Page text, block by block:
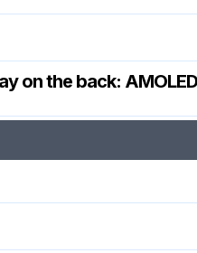
on the back: